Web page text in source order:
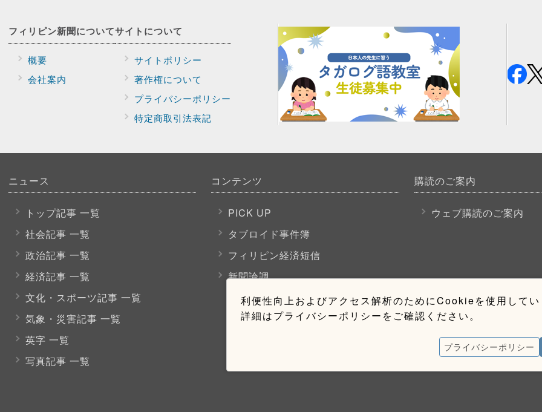
利便性向上およびアクセス解析のためにCookieを使用して
詳細はプライバシーポリシーをご確認ください。
プライバシーポリシー
フィリピン新聞について
概要
会社案内
サイトについて
サイトポリシー
著作権について
プライバシーポリシー
特定商取引法表記
ニュース
トップ記事 一覧
社会記事 一覧
政治記事 一覧
経済記事 一覧
文化・スポーツ記事 一覧
気象・災害記事 一覧
英字 一覧
写真記事 一覧
コンテンツ
PICK UP
タブロイド事件簿
フィリピン経済短信
新聞論調
購読のご案内
ウェブ購読のご案内